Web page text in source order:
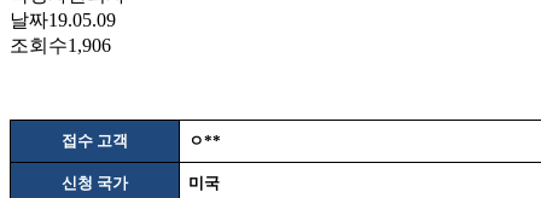
날짜19.05.09
조회수1,906
접수 고객 ㅇ**
신청 국가 미국